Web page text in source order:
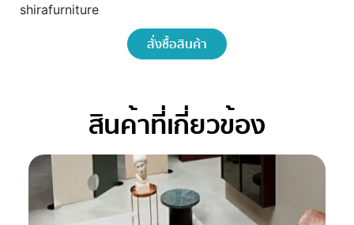
shirafurniture
สั่งซื้อสินค้า
สินค้าที่เกี่ยวข้อง